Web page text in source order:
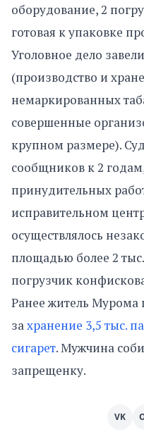
оборудование, 2
готовая к упаковке
Уголовное дело
(производство и
немаркированных
совершенные
крупном размере).
сообщников к 2
принудительных
исправительном
осуществлялось
площадью более 2
погрузчик
Ранее житель Мурома
захранение 3,5 тыс.
сигарет. Мужчина
запрещенку.
VK